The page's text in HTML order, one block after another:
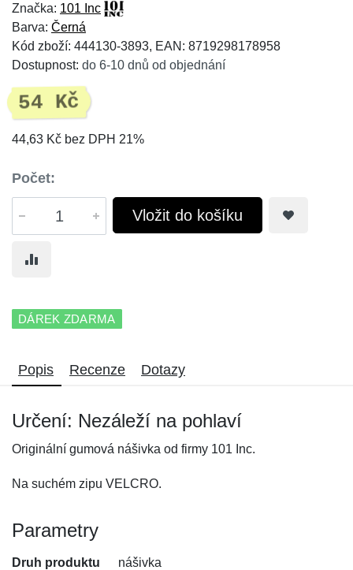
Značka: 101 Inc
Barva: Černá
Kód zboží: 444130-3893, EAN: 8719298178958
Dostupnost: do 6-10 dnů od objednání
54 Kč
44,63 Kč bez DPH 21%
Počet:
Vložit do košíku
DÁREK ZDARMA
Popis Recenze Dotazy
Určení: Nezáleží na pohlaví
Originální gumová nášivka od firmy 101 Inc.
Na suchém zipu VELCRO.
Parametry
Druh produktu nášivka